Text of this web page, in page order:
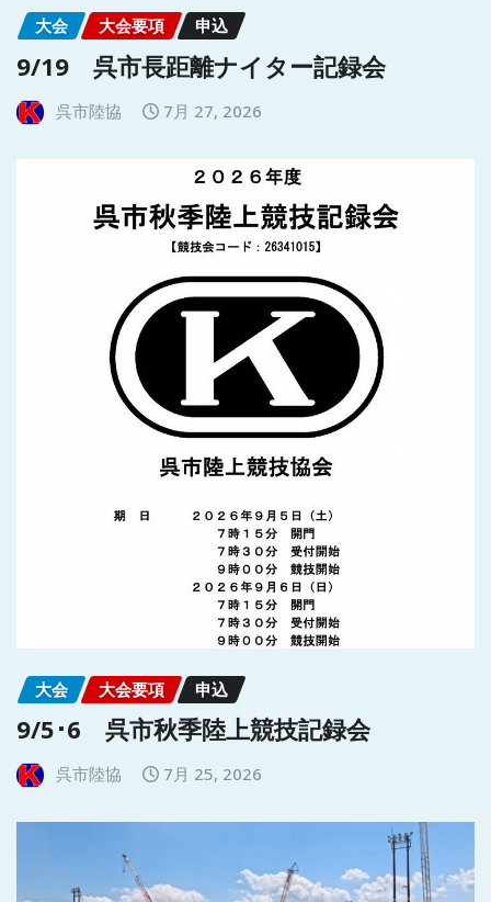
大会 大会要項 申込
9/19 呉市長距離ナイター記録会
呉市陸協 7月 27, 2026
大会 大会要項 申込
9/5･6 呉市秋季陸上競技記録会
呉市陸協 7月 25, 2026